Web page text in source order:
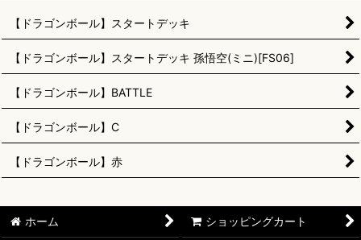
【ドラゴンボール】スタートデッキ
【ドラゴンボール】スタートデッキ 孫悟空(ミニ)[FS06]
【ドラゴンボール】BATTLE
【ドラゴンボール】C
【ドラゴンボール】赤
ホーム ショッピングカート